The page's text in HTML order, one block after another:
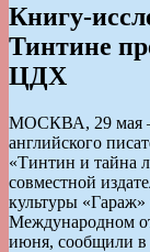
Книгу-
Тинтине
ЦДХ
МОСКВА, 29 мая
английского
«Тинтин и тайна
совместной
культуры «Гараж»
Международном
июня, сообщили в